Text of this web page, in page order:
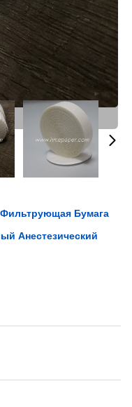
Фильтрующая Бумага
Анестезический